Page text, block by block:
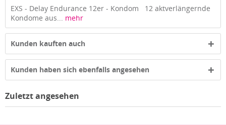
EXS - Delay Endurance 12er - Kondom 12 aktverlängernde
Kondome aus... mehr
Kunden kauften auch
Kunden haben sich ebenfalls angesehen
Zuletzt angesehen